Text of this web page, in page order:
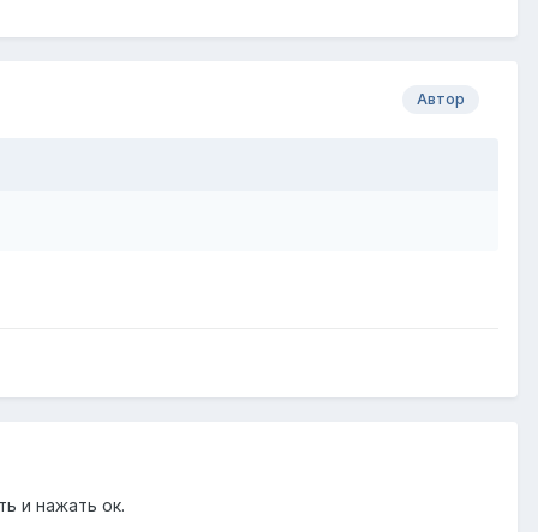
Автор
и нажать ок.